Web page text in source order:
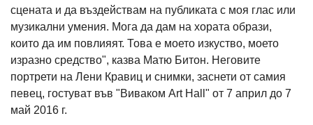
сцената и да въздействам на публиката с моя глас или
музикални умения. Мога да дам на хората образи,
които да им повлияят. Това е моето изкуство, моето
изразно средство", казва Матю Битон. Неговите
портрети на Лени Кравиц и снимки, заснети от самия
певец, гостуват във "Виваком Art Hall" от 7 април до 7
май 2016 г.